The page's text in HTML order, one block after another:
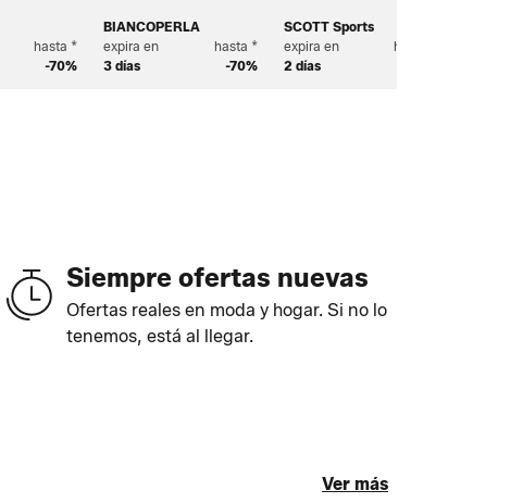
hasta *
-70%
BIANCOPERLA
expira en
3 días
hasta *
-70%
SCOTT Sports
expira en
2 días
hasta *
Siempre ofertas nuevas
Ofertas reales en moda y hogar. Si no lo
tenemos, está al llegar.
Ver más